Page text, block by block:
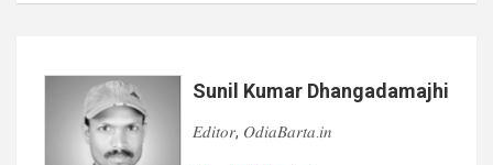
Sunil Kumar Dhangadamajhi
𝐸𝑑𝑖𝑡𝑜𝑟, 𝑂𝑑𝑖𝑎𝐵𝑎𝑟𝑡𝑎.𝑖𝑛